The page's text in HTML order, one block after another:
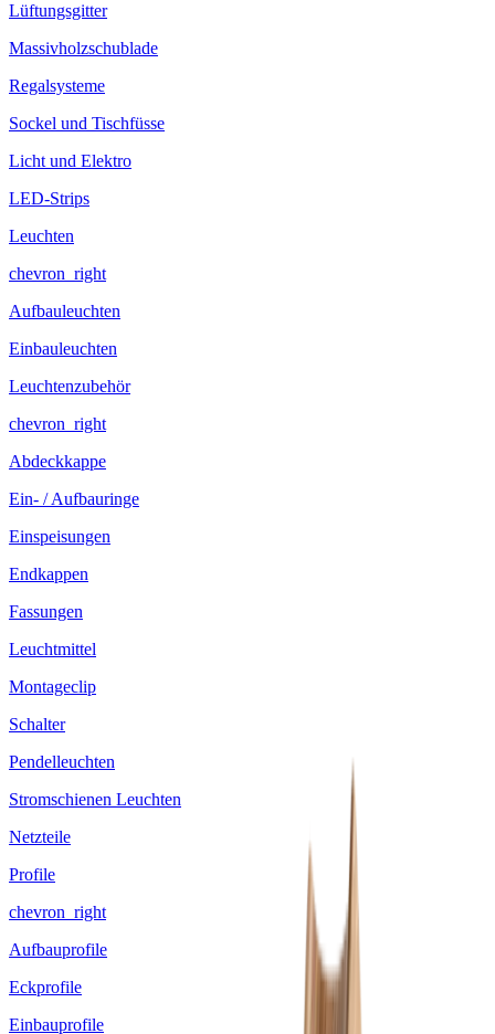
Lüftungsgitter
Massivholzschublade
Regalsysteme
Sockel und Tischfüsse
Licht und Elektro
LED-Strips
Leuchten
chevron_right
Aufbauleuchten
Einbauleuchten
Leuchtenzubehör
chevron_right
Abdeckkappe
Ein- / Aufbauringe
Einspeisungen
Endkappen
Fassungen
Leuchtmittel
Montageclip
Schalter
Pendelleuchten
Stromschienen Leuchten
Netzteile
Profile
chevron_right
Aufbauprofile
Eckprofile
Einbauprofile